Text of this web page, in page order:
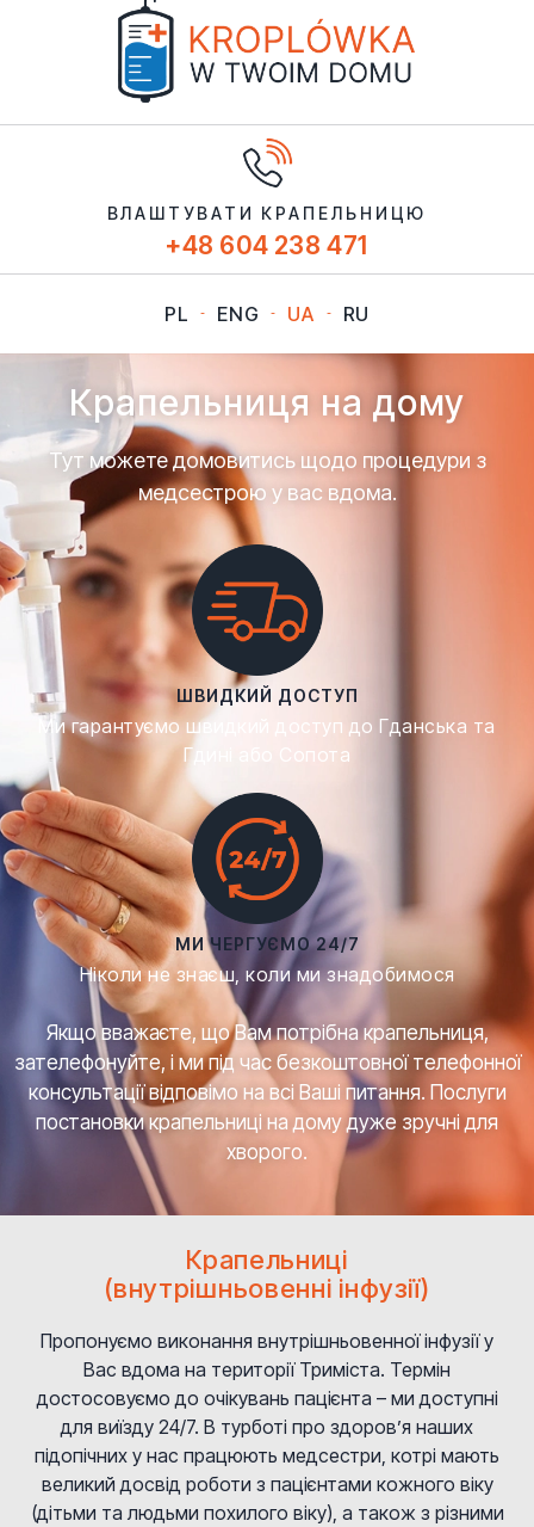
ВЛАШТУВАТИ КРАПЕЛЬНИЦЮ
+48 604 238 471
PL ENG UA RU
Крапельниця на дому
Тут можете домовитись щодо процедури з
медсестрою у вас вдома.
ШВИДКИЙ ДОСТУП
Ми гарантуємо швидкий доступ до Гданська та
Гдині або Сопота
МИ ЧЕРГУЄМО 24/7
Ніколи не знаєш, коли ми знадобимося
Якщо вважаєте, що Вам потрібна крапельниця,
зателефонуйте, і ми під час безкоштовної телефонної
консультації відповімо на всі Ваші питання. Послуги
постановки крапельниці на дому дуже зручні для
хворого.
Крапельниці
(внутрішньовенні інфузії)
Пропонуємо виконання внутрішньовенної інфузії у
Вас вдома на території Триміста. Термін
достосовуємо до очікувань пацієнта – ми доступні
для виїзду 24/7. В турботі про здоров’я наших
підопічних у нас працюють медсестри, котрі мають
великий досвід роботи з пацієнтами кожного віку
(дітьми та людьми похилого віку), а також з різними